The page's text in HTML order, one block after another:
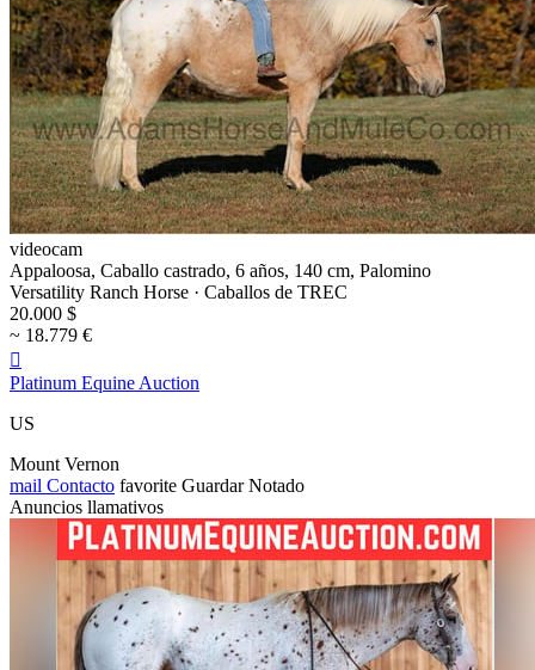
videocam
Appaloosa, Caballo castrado, 6 años, 140 cm, Palomino
Versatility Ranch Horse · Caballos de TREC
20.000 $
~ 18.779 €

Platinum Equine Auction
US
Mount Vernon
mail Contacto favorite Guardar Notado
Anuncios llamativos